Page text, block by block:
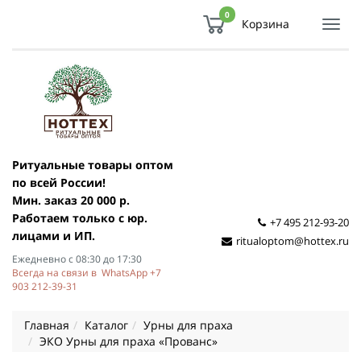
0
Корзина
Ритуальные товары оптом
по всей России!
Мин. заказ 20 000 р.
Работаем только с юр.
лицами и ИП.
Ежедневно с 08:30 до 17:30
Всегда на связи в WhatsApp +7
903 212-39-31
+7 495 212-93-20
ritualoptom@hottex.ru
Главная Каталог
Урны для праха
ЭКО Урны для праха «Прованс»